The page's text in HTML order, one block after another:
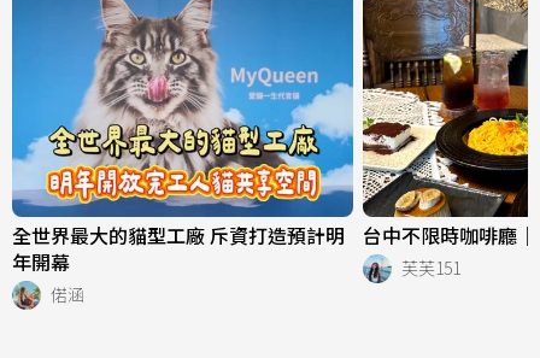
全世界最大的貓型工廠 斥資打造預計明
年開幕
偌涵
台中不限時咖啡廳
芙芙151